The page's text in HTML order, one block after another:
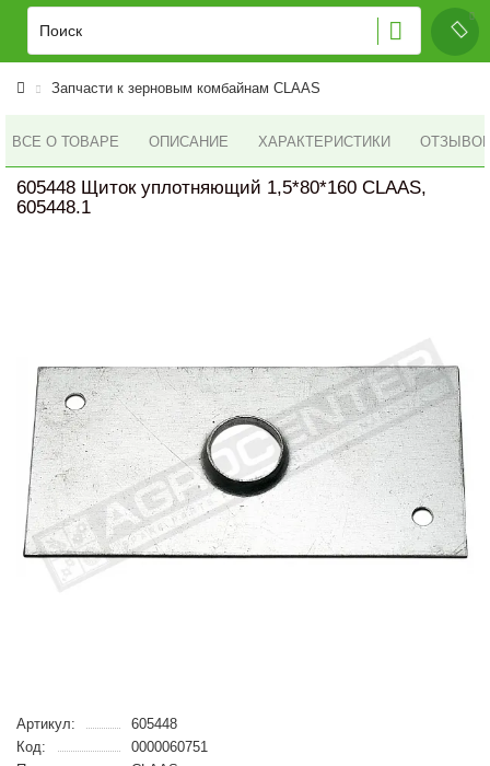
Запчасти к зерновым комбайнам CLAAS
ВСЕ О ТОВАРЕ ОПИСАНИЕ ХАРАКТЕРИСТИКИ ОТЗЫВОВ
605448 Щиток уплотняющий 1,5*80*160 CLAAS,
605448.1
Артикул:
605448
Код:
0000060751